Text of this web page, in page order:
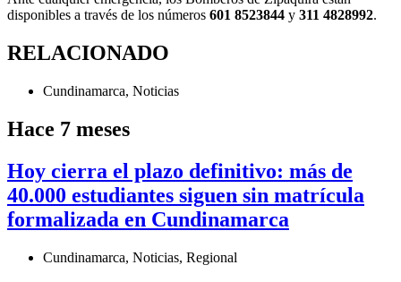
disponibles a través de los números 601 8523844 y 311 4828992.
RELACIONADO
Cundinamarca, Noticias
Hace 7 meses
Hoy cierra el plazo definitivo: más de
40.000 estudiantes siguen sin matrícula
formalizada en Cundinamarca
Cundinamarca, Noticias, Regional